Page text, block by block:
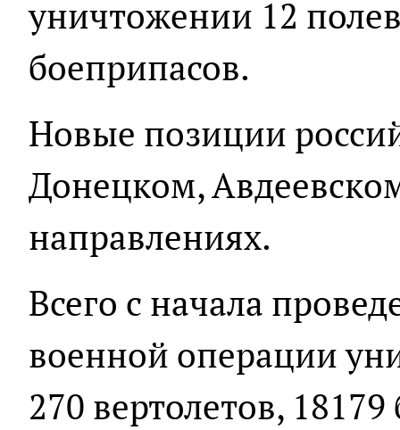
уничтожении 12
боеприпасов.
Новые позиции
Донецком,
направлениях.
Всего с начала
военной операции
270 вертолетов,